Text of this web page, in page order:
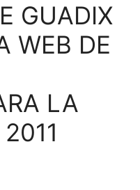
GUADIX
WEB DE
LA